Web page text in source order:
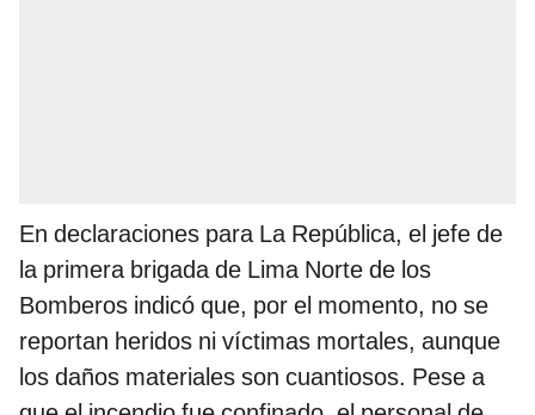
En declaraciones para La República, el jefe de
la primera brigada de Lima Norte de los
Bomberos indicó que, por el momento, no se
reportan heridos ni víctimas mortales, aunque
los daños materiales son cuantiosos. Pese a